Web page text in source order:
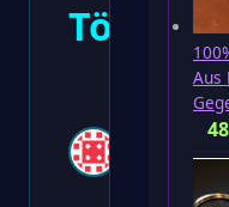
Törn
4 Min.
Aus